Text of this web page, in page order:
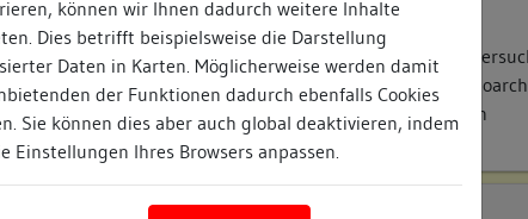
können wir Ihnen dadurch weitere Inhalte
Dies betrifft beispielsweise die Darstellung
Daten in Karten. Möglicherweise werden damit
der Funktionen dadurch ebenfalls Cookies
Sie können dies aber auch global deaktivieren, indem
Einstellungen Ihres Browsers anpassen.
Archäologische Sondagen
Dendrochronologische
Fotodokumentation im
Publikationen/hist. Quellen
Beschreibung